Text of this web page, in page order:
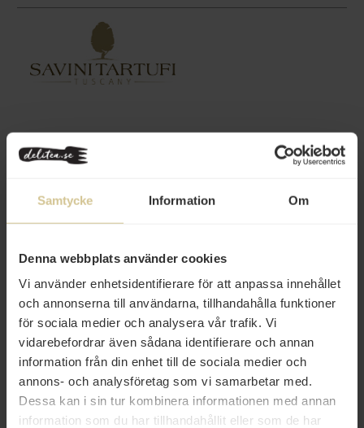
Samtycke Information Om
Denna webbplats använder cookies
Vi använder enhetsidentifierare för att anpassa innehållet
och annonserna till användarna, tillhandahålla funktioner
för sociala medier och analysera vår trafik. Vi
vidarebefordrar även sådana identifierare och annan
information från din enhet till de sociala medier och
annons- och analysföretag som vi samarbetar med.
Dessa kan i sin tur kombinera informationen med annan
information som du har tillhandahållit eller som de har
80 kr
Giuliano Tartufi Tryffelcréme 80g
Köp
169 kr
Savini Tartufi Vit Tryffel Skivad
30g
Köp